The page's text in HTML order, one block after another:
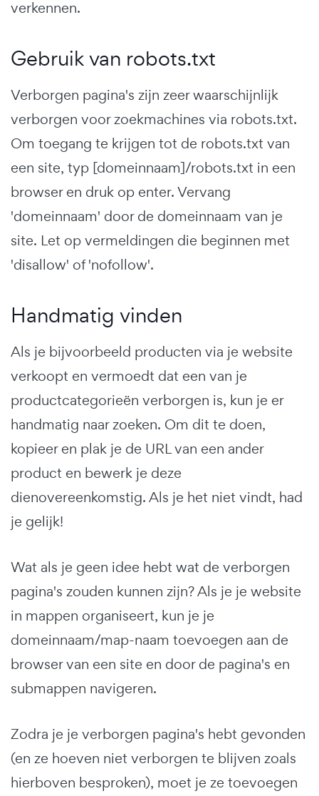
verkennen.
Gebruik van robots.txt
Verborgen pagina's zijn zeer waarschijnlijk
verborgen voor zoekmachines via robots.txt.
Om toegang te krijgen tot de robots.txt van
een site, typ [domeinnaam]/robots.txt in een
browser en druk op enter. Vervang
'domeinnaam' door de domeinnaam van je
site. Let op vermeldingen die beginnen met
'disallow' of 'nofollow'.
Handmatig vinden
Als je bijvoorbeeld producten via je website
verkoopt en vermoedt dat een van je
productcategorieën verborgen is, kun je er
handmatig naar zoeken. Om dit te doen,
kopieer en plak je de URL van een ander
product en bewerk je deze
dienovereenkomstig. Als je het niet vindt, had
je gelijk!
Wat als je geen idee hebt wat de verborgen
pagina's zouden kunnen zijn? Als je je website
in mappen organiseert, kun je je
domeinnaam/map-naam toevoegen aan de
browser van een site en door de pagina's en
submappen navigeren.
Zodra je je verborgen pagina's hebt gevonden
(en ze hoeven niet verborgen te blijven zoals
hierboven besproken), moet je ze toevoegen